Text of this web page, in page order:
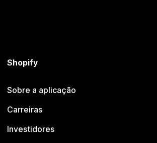
Shopify
Sobre a aplicação
Carreiras
Investidores